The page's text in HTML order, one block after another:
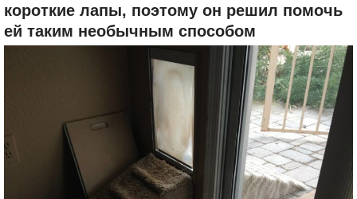
короткие лапы, поэтому он решил помочь
ей таким необычным способом